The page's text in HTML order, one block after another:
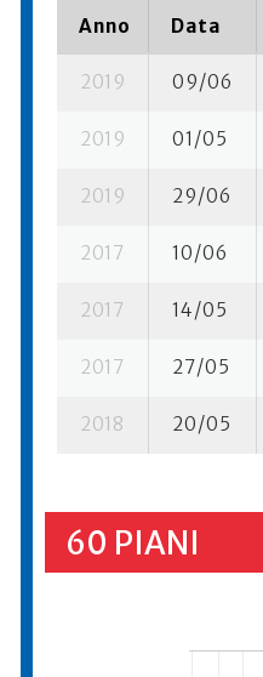
Anno Data
2019 09/06
2019 01/05
2019 29/06
2017 10/06
2017 14/05
2017 27/05
2018 20/05
60 PIANI